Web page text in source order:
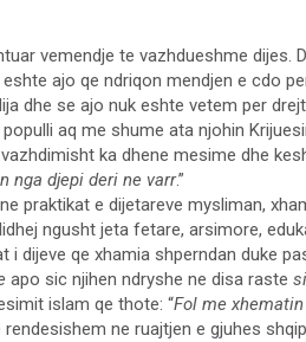
vemendje te vazhdueshme dijes.
ajo qe ndriqon mendjen e cdo
dhe se ajo nuk eshte vetem per
aq me shume ata njohin
ka dhene mesime dhe
nga djepi deri ne varr.”
praktikat e dijetareve mysliman,
ngusht jeta fetare, arsimore,
i dijeve qe xhamia shperndan duke
apo sic njihen ndryshe ne disa raste
islam qe thote: “Fol me
ne ruajtjen e gjuhes